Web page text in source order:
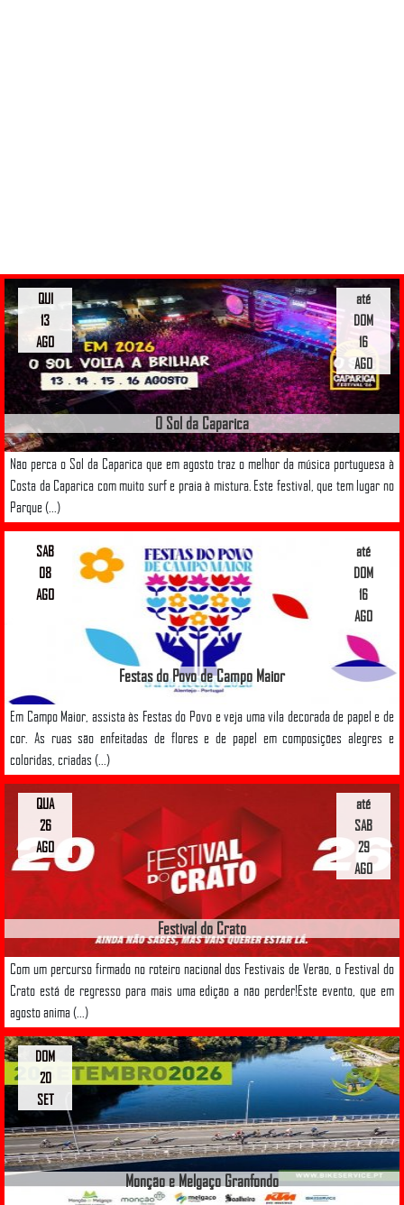
O Sol da Caparica
Não perca o Sol da Caparica que em agosto traz o melhor da música portuguesa à
Costa da Caparica com muito surf e praia à mistura. Este festival, que tem lugar no
Parque (...)
até
DOM
16
AGO
QUI
13
AGO
Festas do Povo de Campo Maior
Em Campo Maior, assista às Festas do Povo e veja uma vila decorada de papel e de
cor. As ruas são enfeitadas de flores e de papel em composições alegres e
coloridas, criadas (...)
até
DOM
16
AGO
SAB
08
AGO
Festival do Crato
Com um percurso firmado no roteiro nacional dos Festivais de Verão, o Festival do
Crato está de regresso para mais uma edição a não perder!Este evento, que em
agosto anima (...)
até
SAB
29
AGO
QUA
26
AGO
Monção e Melgaço Granfondo
DOM
20
SET